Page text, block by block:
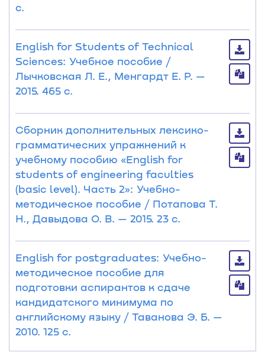
с.
English for Students of Technical
Sciences: Учебное пособие /
Лычковская Л. Е., Менгардт Е. Р. —
2015. 465 с.
Сборник дополнительных лексико-
грамматических упражнений к
учебному пособию «English for
students of engineering faculties
(basic level). Часть 2»: Учебно-
методическое пособие / Потапова Т.
Н., Давыдова О. В. — 2015. 23 с.
English for postgraduates: Учебно-
методическое пособие для
подготовки аспирантов к сдаче
кандидатского минимума по
английскому языку / Таванова Э. Б. —
2010. 125 с.